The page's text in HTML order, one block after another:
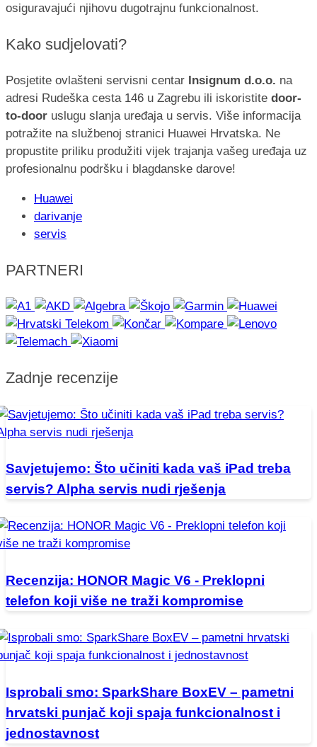
osiguravajući njihovu dugotrajnu funkcionalnost.
Kako sudjelovati?
Posjetite ovlašteni servisni centar Insignum d.o.o. na
adresi Rudeška cesta 146 u Zagrebu ili iskoristite door-
to-door uslugu slanja uređaja u servis. Više informacija
potražite na službenoj stranici Huawei Hrvatska. Ne
propustite priliku produžiti vijek trajanja vašeg uređaja uz
profesionalnu podršku i blagdanske darove!
Huawei
darivanje
servis
PARTNERI
Zadnje recenzije
Savjetujemo: Što učiniti kada vaš iPad treba
servis? Alpha servis nudi rješenja
Recenzija: HONOR Magic V6 - Preklopni
telefon koji više ne traži kompromise
Isprobali smo: SparkShare BoxEV – pametni
hrvatski punjač koji spaja funkcionalnost i
jednostavnost